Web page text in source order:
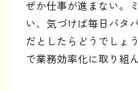
ぜか仕事が進まない。
い、気づけば毎日バタ
だとしたらどうでしょ
で業務効率化に取り組